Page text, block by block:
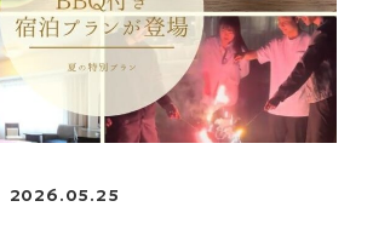
2026.05.25